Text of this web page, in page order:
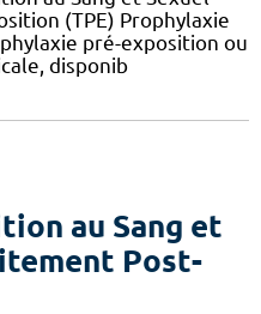
(TPE) Prophylaxie
pré-exposition ou
disponib
au Sang et
Post-